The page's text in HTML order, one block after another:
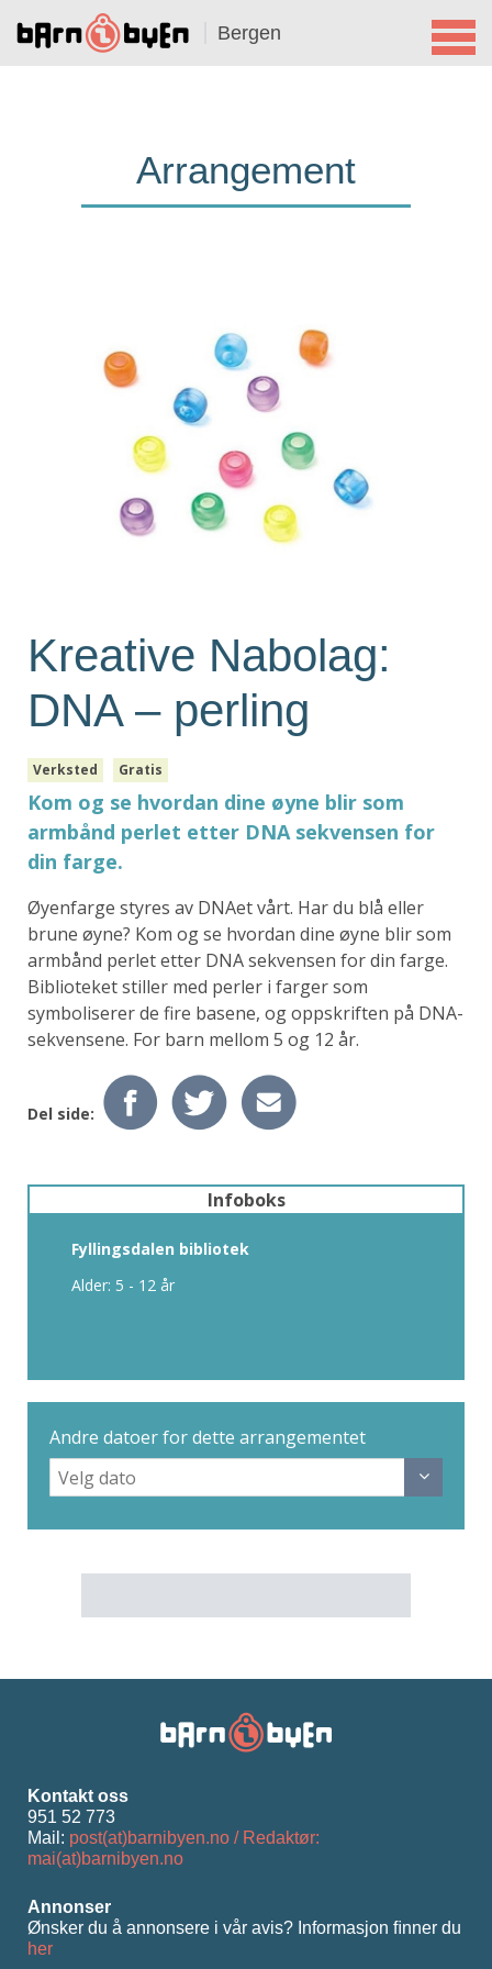
Bergen
Arrangement
Kreative Nabolag:
DNA – perling
Verksted Gratis
Kom og se hvordan dine øyne blir som
armbånd perlet etter DNA sekvensen for
din farge.
Øyenfarge styres av DNAet vårt. Har du blå eller
brune øyne? Kom og se hvordan dine øyne blir som
armbånd perlet etter DNA sekvensen for din farge.
Biblioteket stiller med perler i farger som
symboliserer de fire basene, og oppskriften på DNA-
sekvensene. For barn mellom 5 og 12 år.
Del side:
Infoboks
Fyllingsdalen bibliotek
Alder: 5 - 12 år
Andre datoer for dette arrangementet
Kontakt oss
951 52 773
Mail: post(at)barnibyen.no / Redaktør:
mai(at)barnibyen.no
Annonser
Ønsker du å annonsere i vår avis? Informasjon ﬁnner du
her